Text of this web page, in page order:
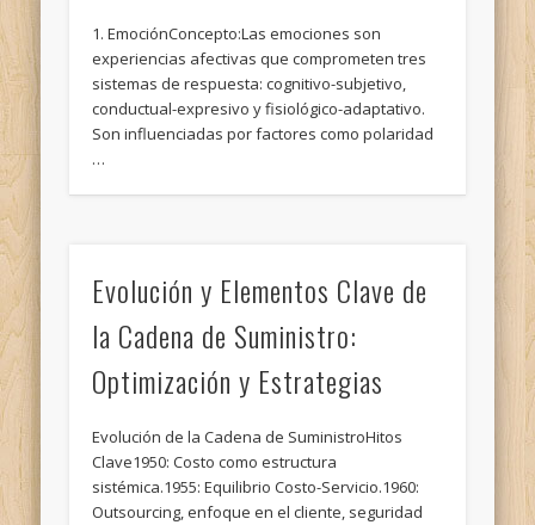
1. EmociónConcepto:Las emociones son
experiencias afectivas que comprometen tres
sistemas de respuesta: cognitivo-subjetivo,
conductual-expresivo y fisiológico-adaptativo.
Son influenciadas por factores como polaridad
…
Evolución y Elementos Clave de
la Cadena de Suministro:
Optimización y Estrategias
Evolución de la Cadena de SuministroHitos
Clave1950: Costo como estructura
sistémica.1955: Equilibrio Costo-Servicio.1960:
Outsourcing, enfoque en el cliente, seguridad